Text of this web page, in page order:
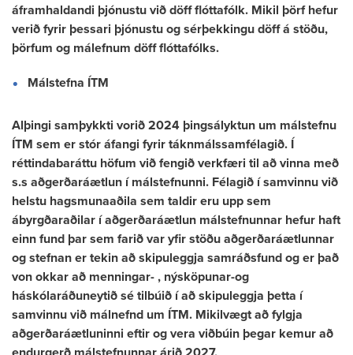
áframhaldandi þjónustu við döff flóttafólk. Mikil þörf hefur
verið fyrir þessari þjónustu og sérþekkingu döff á stöðu,
þörfum og málefnum döff flóttafólks.
Málstefna ÍTM
Alþingi samþykkti vorið 2024 þingsályktun um málstefnu
ÍTM sem er stór áfangi fyrir táknmálssamfélagið. Í
réttindabaráttu höfum við fengið verkfæri til að vinna með
s.s aðgerðaráætlun í málstefnunni. Félagið í samvinnu við
helstu hagsmunaaðila sem taldir eru upp sem
ábyrgðaraðilar í aðgerðaráætlun málstefnunnar hefur haft
einn fund þar sem farið var yfir stöðu aðgerðaráætlunnar
og stefnan er tekin að skipuleggja samráðsfund og er það
von okkar að menningar- , nýsköpunar-og
háskólaráðuneytið sé tilbúið í að skipuleggja þetta í
samvinnu við málnefnd um ÍTM. Mikilvægt að fylgja
aðgerðaráætluninni eftir og vera viðbúin þegar kemur að